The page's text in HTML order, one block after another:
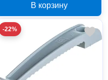
В корзину
-22%